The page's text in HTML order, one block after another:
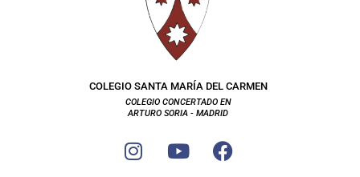
COLEGIO SANTA MARÍA DEL CARMEN
COLEGIO CONCERTADO EN
ARTURO SORIA - MADRID
I
n
Y
o
F
a